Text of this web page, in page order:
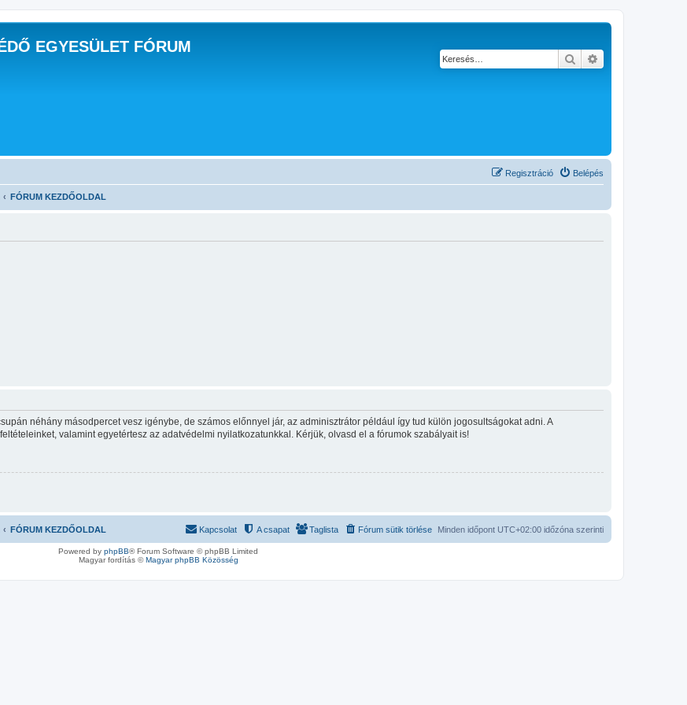
EGYESÜLET FÓRUM
Keresés
Belépés
Regisztráció
FÓRUM KEZDŐOLDAL
néhány másodpercet vesz igénybe, de számos előnnyel jár, az adminisztrátor például így tud külön jogosultságokat adni. A
valamint egyetértesz az adatvédelmi nyilatkozatunkkal. Kérjük, olvasd el a fórumok szabályait is!
FÓRUM KEZDŐOLDAL Minden időpont UTC+02:00 időzóna szerinti
Fórum sütik törlése
Taglista
A csapat
Kapcsolat
Powered by phpBB® Forum Software © phpBB Limited
Magyar fordítás ©Magyar phpBB Közösség